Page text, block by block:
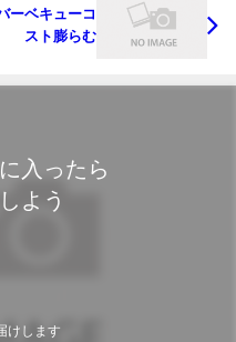
ーベキューコ
スト膨らむ
入ったら
よう
けします